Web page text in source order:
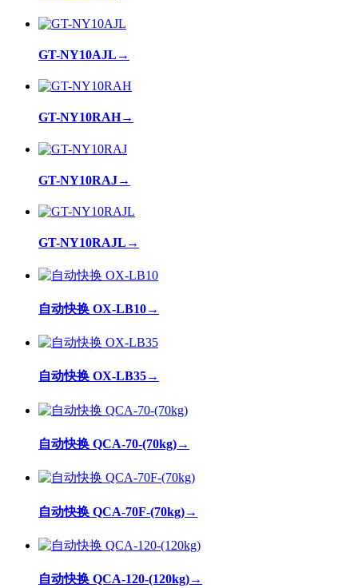
GT-NY10AJL →
GT-NY10RAH→
GT-NY10RAJ→
GT-NY10RAJL →
自动快换 OX-LB10→
自动快换 OX-LB35→
自动快换 QCA-70-(70kg)→
自动快换 QCA-70F-(70kg)→
自动快换 QCA-120-(120kg)→